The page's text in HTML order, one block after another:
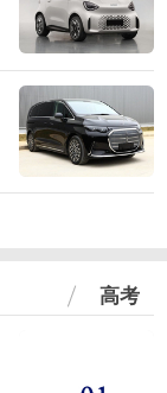
高考